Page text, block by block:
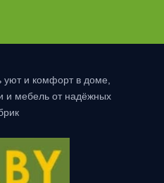
уют и комфорт в доме,
и мебель от надёжных